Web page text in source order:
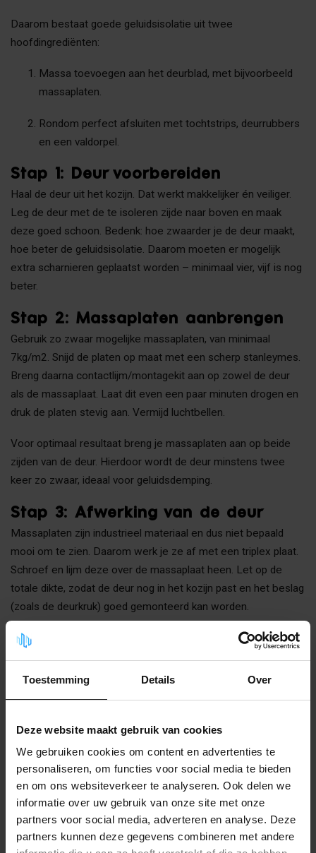
Toestemming Details Over
Deze website maakt gebruik van cookies
We gebruiken cookies om content en advertenties te
personaliseren, om functies voor social media te bieden
en om ons websiteverkeer te analyseren. Ook delen we
informatie over uw gebruik van onze site met onze
partners voor social media, adverteren en analyse. Deze
partners kunnen deze gegevens combineren met andere
Daarom bestaat goede geluidsisolatie uit twee
hoofdingrediënten:
Massa toevoegen aan het deurblad, met bijvoorbeeld
massaplaten.
Rondom perfect afsluiten met tochtstrips, deurrubbers
en een valdorpel.
Stap 1: Deur voorbereiden
Haal de deur uit het kozijn. Dat werkt makkelijker én veiliger.
Leg de deur met de te isoleren zijde naar boven en maak
deze goed schoon. Bedenk: hoe zwaarder je de deur maakt,
hoe beter de geluidsisolatie. Daarom moeten er mogelijk
extra scharnieren geplaatst worden – minimaal vier, vijf is nog
beter.
Stap 2: Massaplaten aanbrengen
Gebruik zo zwaar mogelijke massaplaten, van minimaal
7kg/m2. Snijd de platen op maat met een scherp stanleymes.
Breng daarna contactlijm/montagekit aan op zowel de deur
als de massaplaat. Laat dit even een paar minuten drogen en
druk de platen stevig aan. Vermijd luchtbellen.
Voor optimaal resultaat breng je massaplaten aan op beide
zijden van de deur. Hierdoor wordt de deur minstens twee
keer zo zwaar, ideaal voor geluidsdemping.
Stap 3: Afwerking van de deur
Massaplaten zijn industrieel materiaal en dus niet bepaald
mooi om te zien. Daarom werk je ze af met een triplex plaat.
Schroef en lijm deze over de massaplaat heen. Let op de
totale dikte, zodat de deur nog in het kozijn past en het beslag
(zoals de deurkruk) goed gemonteerd kan worden.
Stap 4: Kieren en geluidslekken
Een zwaardere deur is pas echt effectief als hij ook rondom
de randen te blokkeren.
Een valdorpel onderaan de deur, zodat ook de kier bij de
vloer wordt afgesloten zodra de deur sluit.
Zonder deze afdichtingen blijft geluid alsnog lekken via kleine
openingen.